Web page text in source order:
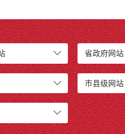
省政府网站
市县级网站